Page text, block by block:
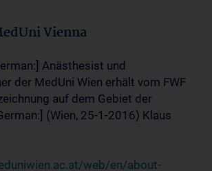
Vienna
Anästhesist und
der MedUni Wien erhält vom FWF
auf dem Gebiet der
(Wien, 25-1-2016) Klaus
web/en/about-